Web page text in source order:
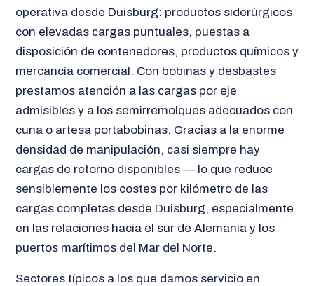
operativa desde Duisburg: productos siderúrgicos
con elevadas cargas puntuales, puestas a
disposición de contenedores, productos químicos y
mercancía comercial. Con bobinas y desbastes
prestamos atención a las cargas por eje
admisibles y a los semirremolques adecuados con
cuna o artesa portabobinas. Gracias a la enorme
densidad de manipulación, casi siempre hay
cargas de retorno disponibles — lo que reduce
sensiblemente los costes por kilómetro de las
cargas completas desde Duisburg, especialmente
en las relaciones hacia el sur de Alemania y los
puertos marítimos del Mar del Norte.
Sectores típicos a los que damos servicio en